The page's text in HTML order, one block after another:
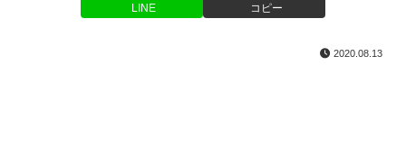
LINE コピー
2020.08.13